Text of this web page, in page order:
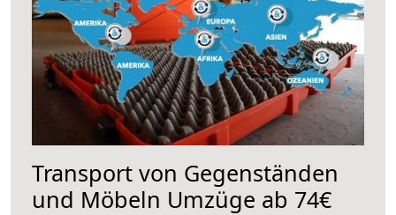
Transport von Gegenständen
und Möbeln Umzüge ab 74€